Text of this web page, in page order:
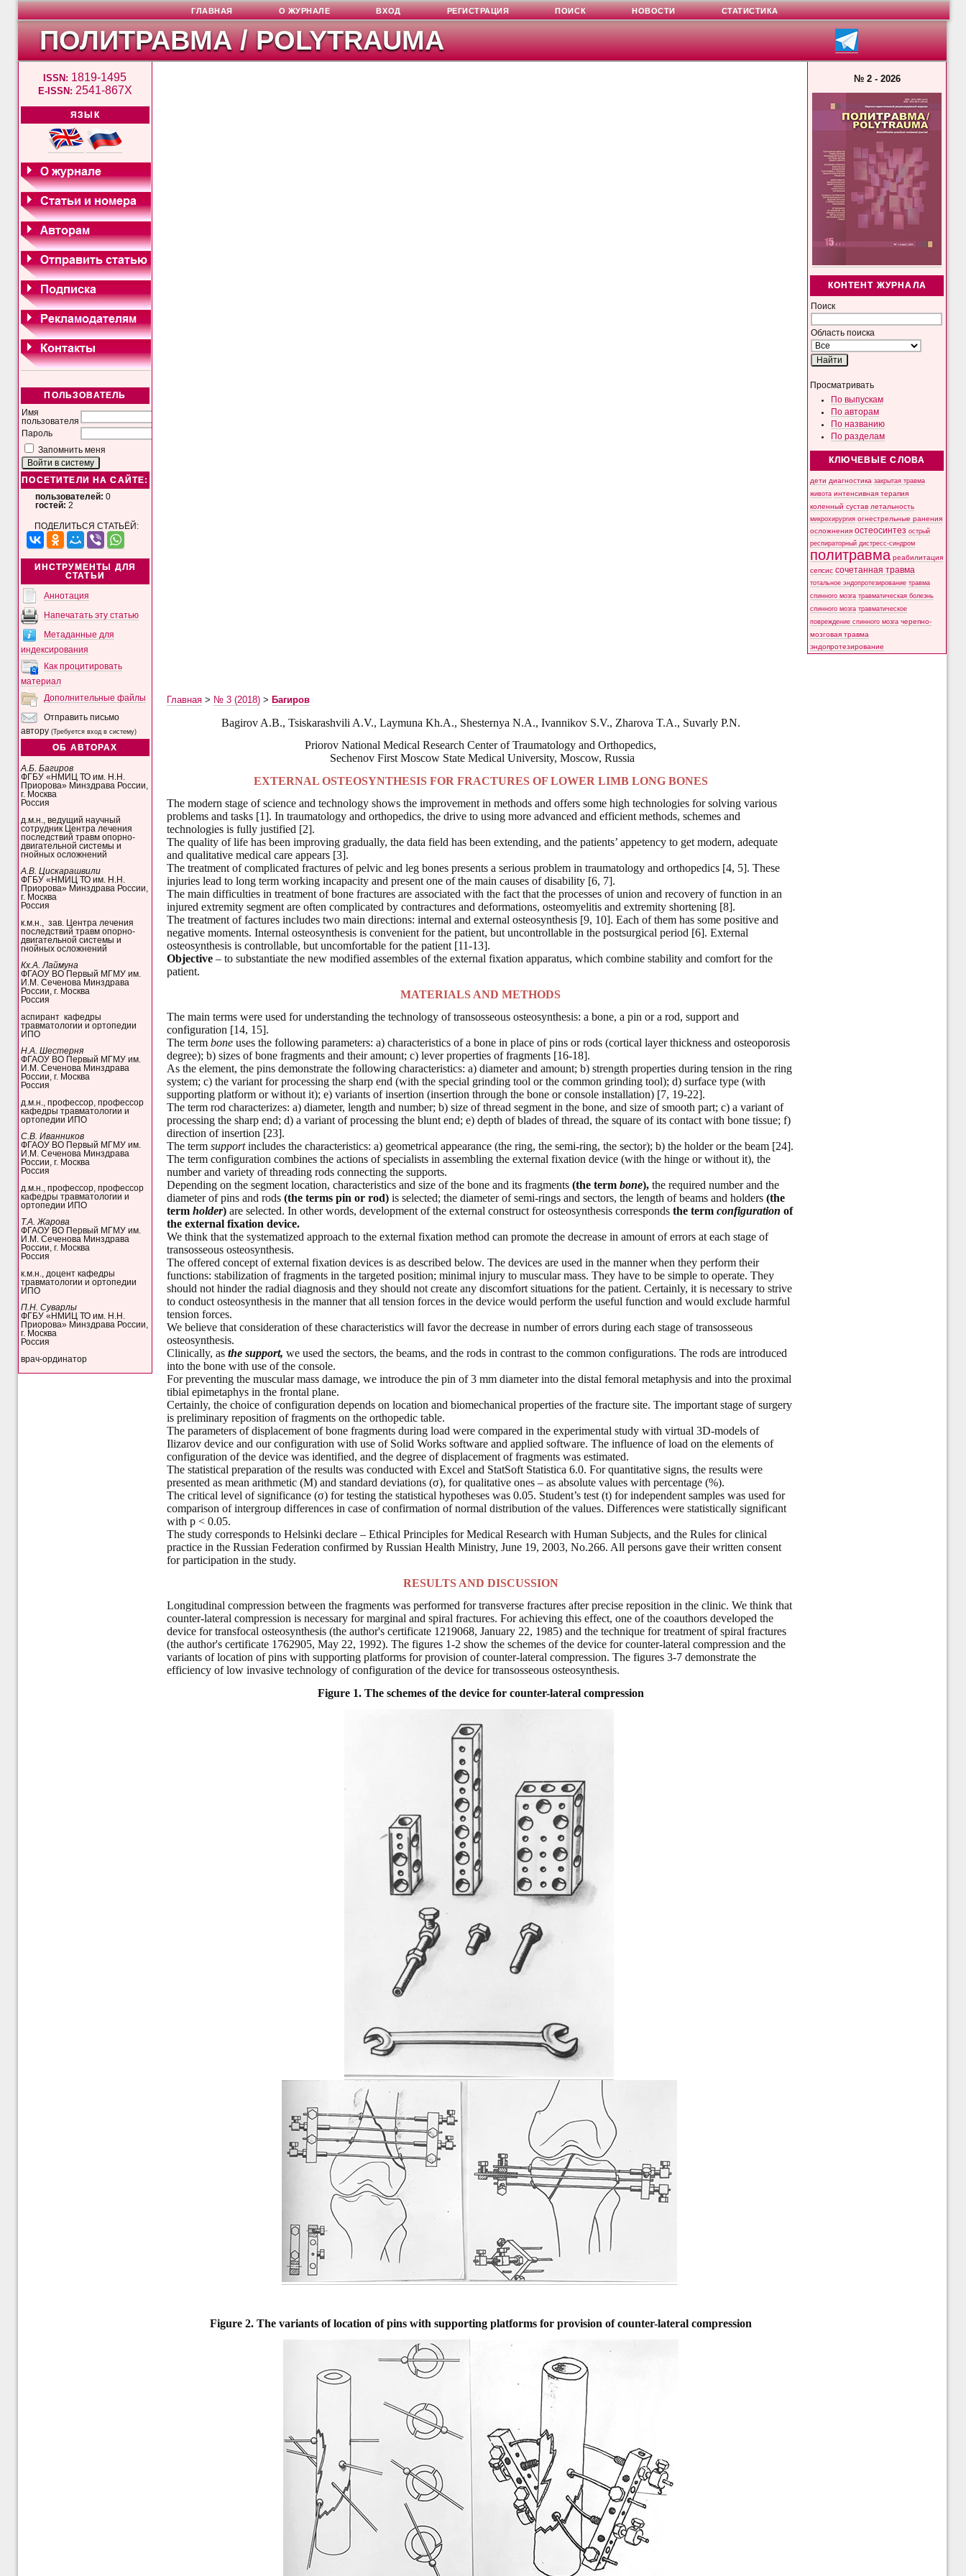
ПОЛИТРАВМА / POLYTRAUMA
ISSN: 1819-1495
E-ISSN: 2541-867X
ЯЗЫК
ПОЛЬЗОВАТЕЛЬ
Имя
пользователя
Пароль
Запомнить меня
ПОСЕТИТЕЛИ НА САЙТЕ:
пользователей: 0
гостей: 2
ПОДЕЛИТЬСЯ СТАТЬЁЙ:
ИНСТРУМЕНТЫ ДЛЯ
СТАТЬИ
Аннотация
Напечатать эту статью
Метаданные для
индексирования
Как процитировать
материал
Дополнительные файлы
Отправить письмо
автору(Требуется вход в систему)
ОБ АВТОРАХ
А.Б. Багиров
ФГБУ «НМИЦ ТО им. Н.Н.
Приорова» Минздрава России,
г. Москва
Россия
д.м.н., ведущий научный
сотрудник Центра лечения
последствий травм опорно-
двигательной системы и
гнойных осложнений
А.В. Цискарашвили
ФГБУ «НМИЦ ТО им. Н.Н.
Приорова» Минздрава России,
г. Москва
Россия
к.м.н., зав. Центра лечения
последствий травм опорно-
двигательной системы и
гнойных осложнений
Кх.А. Лаймуна
ФГАОУ ВО Первый МГМУ им.
И.М. Сеченова Минздрава
России, г. Москва
Россия
аспирант кафедры
травматологии и ортопедии
ИПО
Н.А. Шестерня
ФГАОУ ВО Первый МГМУ им.
И.М. Сеченова Минздрава
России, г. Москва
Россия
д.м.н., профессор, профессор
кафедры травматологии и
ортопедии ИПО
С.В. Иванников
ФГАОУ ВО Первый МГМУ им.
И.М. Сеченова Минздрава
России, г. Москва
Россия
д.м.н., профессор, профессор
кафедры травматологии и
ортопедии ИПО
Т.А. Жарова
ФГАОУ ВО Первый МГМУ им.
И.М. Сеченова Минздрава
России, г. Москва
Россия
к.м.н., доцент кафедры
травматологии и ортопедии
ИПО
П.Н. Суварлы
ФГБУ «НМИЦ ТО им. Н.Н.
Приорова» Минздрава России,
г. Москва
Россия
врач-ординатор
№ 2 - 2026
КОНТЕНТ ЖУРНАЛА
Поиск
Область поиска
Просматривать
По выпускам
По авторам
По названию
По разделам
КЛЮЧЕВЫЕ СЛОВА
дети диагностика закрытая травма
живота интенсивная терапия
коленный сустав летальность
микрохирургия огнестрельные ранения
осложнения остеосинтез острый
респираторный дистресс-синдром
политравма реабилитация
сепсис сочетанная травма
тотальное эндопротезирование травма
спинного мозга травматическая болезнь
спинного мозга травматическое
повреждение спинного мозга черепно-
мозговая травма
эндопротезирование
ГЛАВНАЯ О ЖУРНАЛЕ ВХОД РЕГИСТРАЦИЯ ПОИСК НОВОСТИ СТАТИСТИКА
Главная> № 3 (2018)> Багиров
Bagirov A.B., Tsiskarashvili A.V., Laymuna Kh.A., Shesternya N.A., Ivannikov S.V., Zharova T.A., Suvarly P.N.
Priorov National Medical Research Center of Traumatology and Orthopedics,
Sechenov First Moscow State Medical University, Moscow, Russia
EXTERNAL OSTEOSYNTHESIS FOR FRACTURES OF LOWER LIMB LONG BONES
The modern stage of science and technology shows the improvement in methods and offers some high technologies for solving various
problems and tasks [1]. In traumatology and orthopedics, the drive to using more advanced and efficient methods, schemes and
technologies is fully justified [2].
The quality of life has been improving gradually, the data field has been extending, and the patients’ appetency to get modern, adequate
and qualitative medical care appears [3].
The treatment of complicated fractures of pelvic and leg bones presents a serious problem in traumatology and orthopedics [4, 5]. These
injuries lead to long term working incapacity and present one of the main causes of disability [6, 7].
The main difficulties in treatment of bone fractures are associated with the fact that the processes of union and recovery of function in an
injured extremity segment are often complicated by contractures and deformations, osteomyelitis and extremity shortening [8].
The treatment of factures includes two main directions: internal and external osteosynthesis [9, 10]. Each of them has some positive and
negative moments. Internal osteosynthesis is convenient for the patient, but uncontrollable in the postsurgical period [6]. External
osteosynthesis is controllable, but uncomfortable for the patient [11-13].
Objective– to substantiate the new modified assembles of the external fixation apparatus, which combine stability and comfort for the
patient.
MATERIALS AND METHODS
The main terms were used for understanding the technology of transosseous osteosynthesis: a bone, a pin or a rod, support and
configuration [14, 15].
The term boneuses the following parameters: a) characteristics of a bone in place of pins or rods (cortical layer thickness and osteoporosis
degree); b) sizes of bone fragments and their amount; c) lever properties of fragments [16-18].
As the element, the pins demonstrate the following characteristics: a) diameter and amount; b) strength properties during tension in the ring
system; c) the variant for processing the sharp end (with the special grinding tool or the common grinding tool); d) surface type (with
supporting platform or without it); e) variants of insertion (insertion through the bone or console installation) [7, 19-22].
The term rod characterizes: a) diameter, length and number; b) size of thread segment in the bone, and size of smooth part; c) a variant of
processing the sharp end; d) a variant of processing the blunt end; e) depth of blades of thread, the square of its contact with bone tissue; f)
direction of insertion [23].
The term supportincludes the characteristics: a) geometrical appearance (the ring, the semi-ring, the sector); b) the holder or the beam [24].
The term configuration combines the actions of specialists in assembling the external fixation device (with the hinge or without it), the
number and variety of threading rods connecting the supports.
Depending on the segment location, characteristics and size of the bone and its fragments (the term bone),the required number and the
diameter of pins and rods (the terms pin or rod)is selected; the diameter of semi-rings and sectors, the length of beams and holders (the
term holder) are selected. In other words, development of the external construct for osteosynthesis corresponds the term configuration of
the external fixation device.
We think that the systematized approach to the external fixation method can promote the decrease in amount of errors at each stage of
transosseous osteosynthesis.
The offered concept of external fixation devices is as described below. The devices are used in the manner when they perform their
functions: stabilization of fragments in the targeted position; minimal injury to muscular mass. They have to be simple to operate. They
should not hinder the radial diagnosis and they should not create any discomfort situations for the patient. Certainly, it is necessary to strive
to conduct osteosynthesis in the manner that all tension forces in the device would perform the useful function and would exclude harmful
tension forces.
We believe that consideration of these characteristics will favor the decrease in number of errors during each stage of transosseous
osteosynthesis.
Clinically, as the support, we used the sectors, the beams, and the rods in contrast to the common configurations. The rods are introduced
into the bone with use of the console.
For preventing the muscular mass damage, we introduce the pin of 3 mm diameter into the distal femoral metaphysis and into the proximal
tibial epimetaphys in the frontal plane.
Certainly, the choice of configuration depends on location and biomechanical properties of the fracture site. The important stage of surgery
is preliminary reposition of fragments on the orthopedic table.
The parameters of displacement of bone fragments during load were compared in the experimental study with virtual 3D-models of
Ilizarov device and our configuration with use of Solid Works software and applied software. The influence of load on the elements of
configuration of the device was identified, and the degree of displacement of fragments was estimated.
The statistical preparation of the results was conducted with Excel and StatSoft Statistica 6.0. For quantitative signs, the results were
presented as mean arithmetic (M) and standard deviations (σ), for qualitative ones – as absolute values with percentage (%).
The critical level of significance (σ) for testing the statistical hypotheses was 0.05. Student’s test (t) for independent samples was used for
comparison of intergroup differences in case of confirmation of normal distribution of the values. Differences were statistically significant
with p < 0.05.
The study corresponds to Helsinki declare – Ethical Principles for Medical Research with Human Subjects, and the Rules for clinical
practice in the Russian Federation confirmed by Russian Health Ministry, June 19, 2003, No.266. All persons gave their written consent
for participation in the study.
RESULTS AND DISCUSSION
Longitudinal compression between the fragments was performed for transverse fractures after precise reposition in the clinic. We think that
counter-lateral compression is necessary for marginal and spiral fractures. For achieving this effect, one of the coauthors developed the
device for transfocal osteosynthesis (the author's certificate 1219068, January 22, 1985) and the technique for treatment of spiral fractures
(the author's certificate 1762905, May 22, 1992). The figures 1-2 show the schemes of the device for counter-lateral compression and the
variants of location of pins with supporting platforms for provision of counter-lateral compression. The figures 3-7 demonstrate the
efficiency of low invasive technology of configuration of the device for transosseous osteosynthesis.
Figure 1. The schemes of the device for counter-lateral compression
Figure 2. The variants of location of pins with supporting platforms for provision of counter-lateral compression